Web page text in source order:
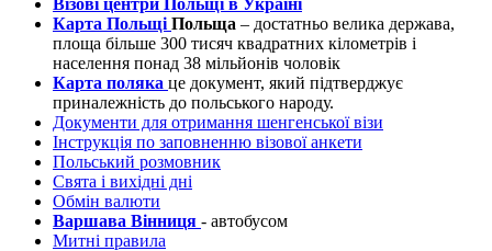
Карта Польщі Польща – достатньо велика держава,
площа більше 300 тисяч квадратних кілометрів і
населення понад 38 мільйонів чоловік
Карта поляка це документ, який підтверджує
приналежність до польського народу.
Документи для отримання шенгенської візи
Інструкція по заповненню візової анкети
Польський розмовник
Свята і вихідні дні
Обмін валюти
Варшава Вінниця - автобусом
Митні правила